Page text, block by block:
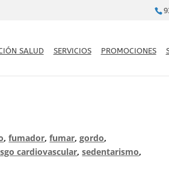
SALUD SERVICIOS PROMOCIONES
,fumador,fumar,gordo,
cardiovascular,sedentarismo,